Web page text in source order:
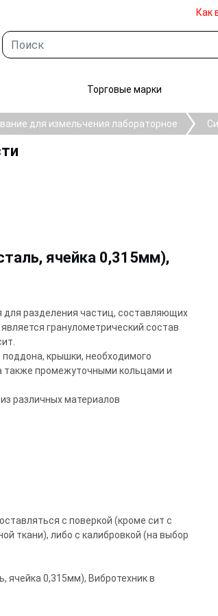
Как
Торговые марки
для измельчения лабораторное
ячейка 0,315мм),
для разделения частиц, составляющих
гранулометрический состав
крышки, необходимого
также промежуточными кольцами и
различных материалов
с поверкой (кроме сит с
ткани), либо с калибровкой (на выбор
ячейка 0,315мм), Вибротехник в